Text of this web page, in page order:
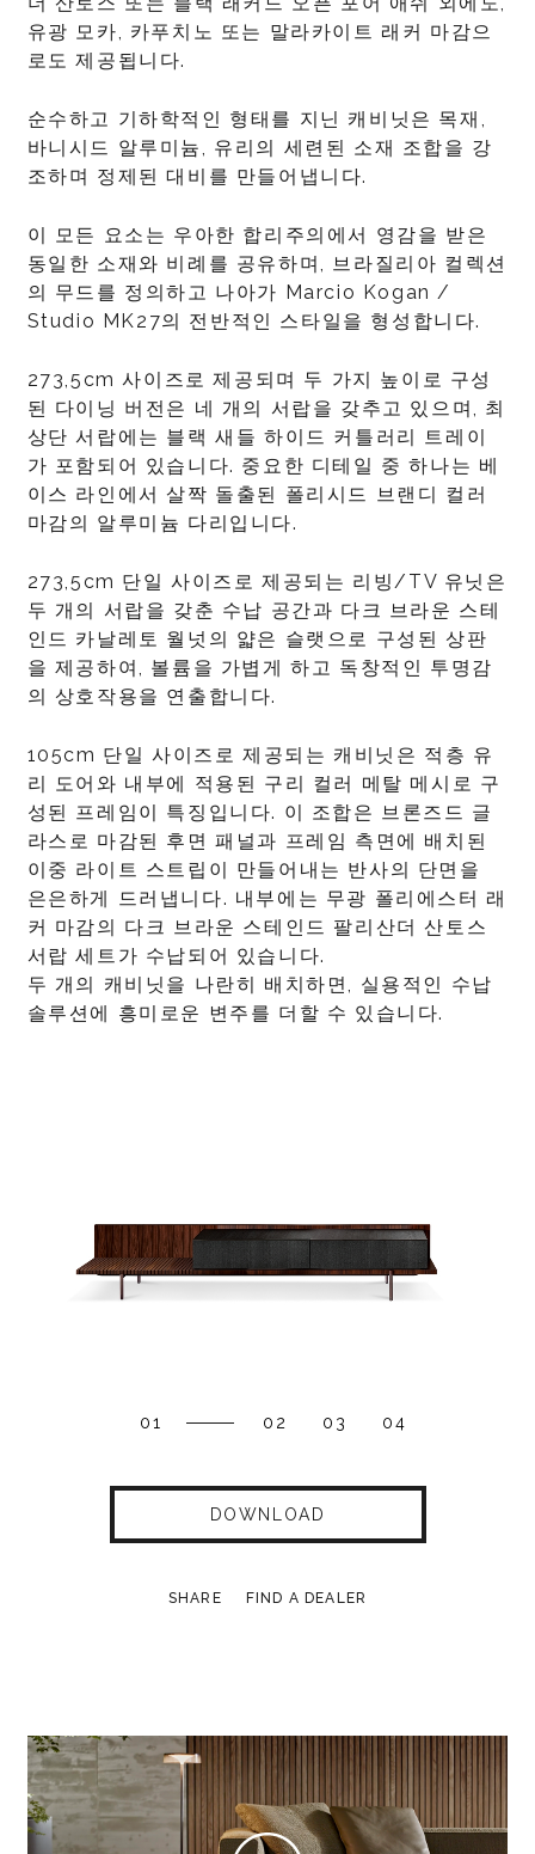
유광 모카, 카푸치노 또는 말라카이트 래커 마감으
로도 제공됩니다.
순수하고 기하학적인 형태를 지닌 캐비닛은 목재,
바니시드 알루미늄, 유리의 세련된 소재 조합을 강
조하며 정제된 대비를 만들어냅니다.
이 모든 요소는 우아한 합리주의에서 영감을 받은
동일한 소재와 비례를 공유하며, 브라질리아 컬렉션
의 무드를 정의하고 나아가 Marcio Kogan /
Studio MK27의 전반적인 스타일을 형성합니다.
273,5cm 사이즈로 제공되며 두 가지 높이로 구성
된 다이닝 버전은 네 개의 서랍을 갖추고 있으며, 최
상단 서랍에는 블랙 새들 하이드 커틀러리 트레이
가 포함되어 있습니다. 중요한 디테일 중 하나는 베
이스 라인에서 살짝 돌출된 폴리시드 브랜디 컬러
마감의 알루미늄 다리입니다.
273,5cm 단일 사이즈로 제공되는 리빙/TV 유닛은
두 개의 서랍을 갖춘 수납 공간과 다크 브라운 스테
인드 카날레토 월넛의 얇은 슬랫으로 구성된 상판
을 제공하여, 볼륨을 가볍게 하고 독창적인 투명감
의 상호작용을 연출합니다.
105cm 단일 사이즈로 제공되는 캐비닛은 적층 유
리 도어와 내부에 적용된 구리 컬러 메탈 메시로 구
성된 프레임이 특징입니다. 이 조합은 브론즈드 글
라스로 마감된 후면 패널과 프레임 측면에 배치된
이중 라이트 스트립이 만들어내는 반사의 단면을
은은하게 드러냅니다. 내부에는 무광 폴리에스터 래
커 마감의 다크 브라운 스테인드 팔리산더 산토스
서랍 세트가 수납되어 있습니다.
두 개의 캐비닛을 나란히 배치하면, 실용적인 수납
솔루션에 흥미로운 변주를 더할 수 있습니다.
01 02 03 04
DOWNLOAD
SHARE FIND A DEALER